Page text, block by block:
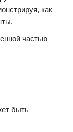
как
частью
быть